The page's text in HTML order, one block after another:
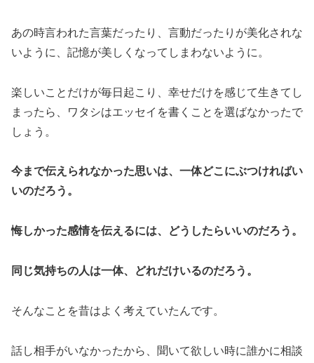
あの時言われた言葉だったり、言動だったりが美化されな
いように、記憶が美しくなってしまわないように。
楽しいことだけが毎日起こり、幸せだけを感じて生きてし
まったら、ワタシはエッセイを書くことを選ばなかったで
しょう。
今まで伝えられなかった思いは、一体どこにぶつければい
いのだろう。
悔しかった感情を伝えるには、どうしたらいいのだろう。
同じ気持ちの人は一体、どれだけいるのだろう。
そんなことを昔はよく考えていたんです。
話し相手がいなかったから、聞いて欲しい時に誰かに相談